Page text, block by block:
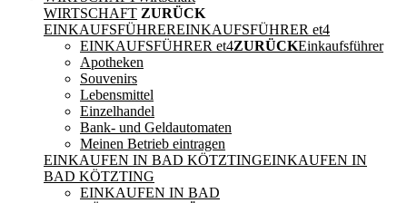
WIRTSCHAFT ZURÜCK
EINKAUFSFÜHREREINKAUFSFÜHRER et4
EINKAUFSFÜHRER et4ZURÜCKEinkaufsführer
Apotheken
Souvenirs
Lebensmittel
Einzelhandel
Bank- und Geldautomaten
Meinen Betrieb eintragen
EINKAUFEN IN BAD KÖTZTINGEINKAUFEN IN
BAD KÖTZTING
EINKAUFEN IN BAD